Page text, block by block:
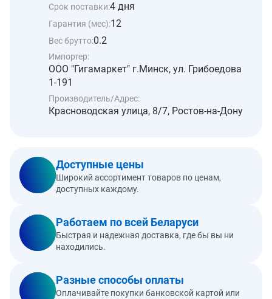
Срок поставки:4 дня
Гарантия (мес):12
Вес брутто:0.2
Импортер:
ООО "Гигамаркет" г.Минск, ул. Грибоедова
1-191
Производитель/Адрес:
Красноводская улица, 8/7, Ростов-на-Дону
Доступные цены
Широкий ассортимент товаров по ценам,
доступных каждому.
Работаем по всей Беларуси
Быстрая и надежная доставка, где бы вы ни
находились.
Разные способы оплаты
Оплачивайте покупки банковской картой или